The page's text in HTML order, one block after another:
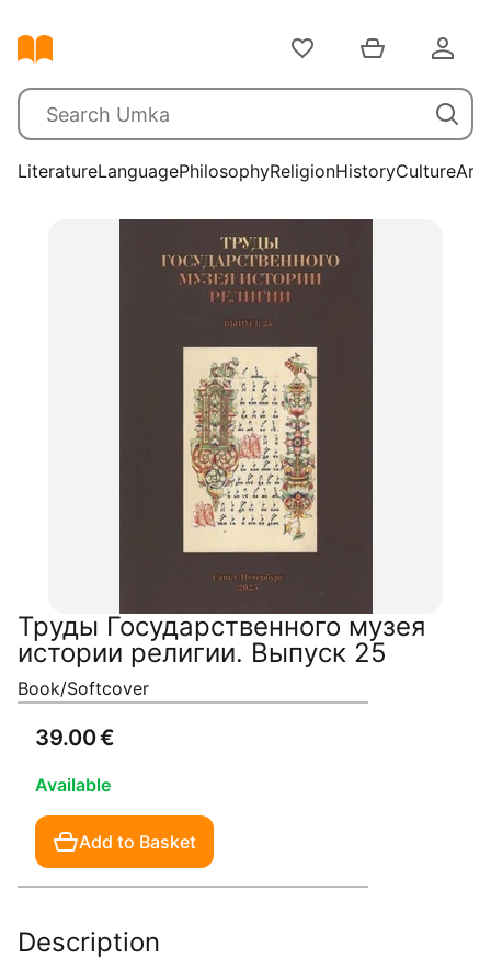
LiteratureLanguagePhilosophyReligionHistoryCultureArts
Труды Государственного музея
истории религии. Выпуск 25
Book/Softcover
39.00 €
Available
Add to Basket
Description